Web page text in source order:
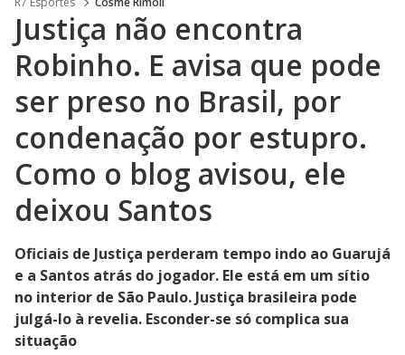
Justiça não encontra
Robinho. E avisa que pode
ser preso no Brasil, por
condenação por estupro.
Como o blog avisou, ele
deixou Santos
Oficiais de Justiça perderam tempo indo ao Guarujá
e a Santos atrás do jogador. Ele está em um sítio
no interior de São Paulo. Justiça brasileira pode
julgá-lo à revelia. Esconder-se só complica sua
situação